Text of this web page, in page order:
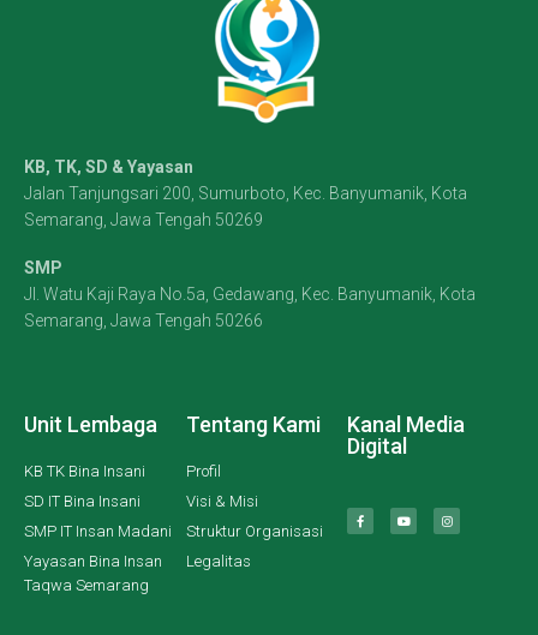
KB, TK, SD & Yayasan
Jalan Tanjungsari 200, Sumurboto, Kec. Banyumanik, Kota
Semarang, Jawa Tengah 50269
SMP
Jl. Watu Kaji Raya No.5a, Gedawang, Kec. Banyumanik, Kota
Semarang, Jawa Tengah 50266
Unit Lembaga
KB TK Bina Insani
SD IT Bina Insani
SMP IT Insan Madani
Yayasan Bina Insan
Taqwa Semarang
Tentang Kami
Profil
Visi & Misi
Struktur Organisasi
Legalitas
Kanal Media
Digital